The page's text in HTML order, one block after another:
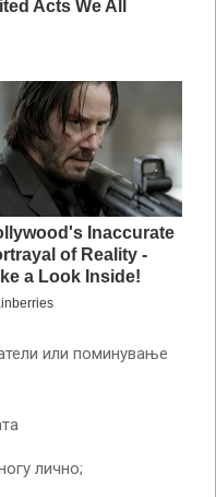
или поминување
лично;